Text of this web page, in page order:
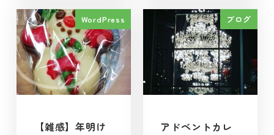
WordPress
【雑感】年明け
ブログ
アドベントカレ